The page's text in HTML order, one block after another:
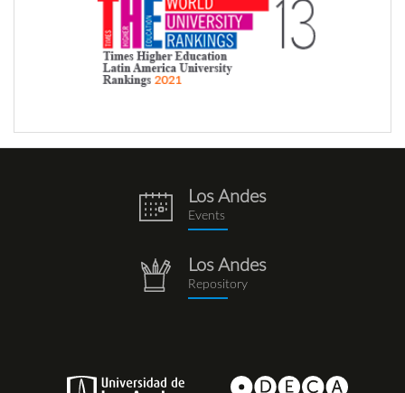
eventos.png
Los Andes
Events
repositorio.png
Los Andes
Repository